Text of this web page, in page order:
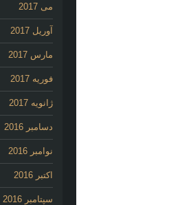
می 2017
آوریل 2017
مارس 2017
فوریه 2017
ژانویه 2017
دسامبر 2016
نوامبر 2016
اکتبر 2016
سپتامبر 2016